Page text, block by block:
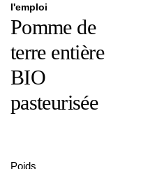
l'emploi
Pomme de
terre entière
BIO
pasteurisée
Poids